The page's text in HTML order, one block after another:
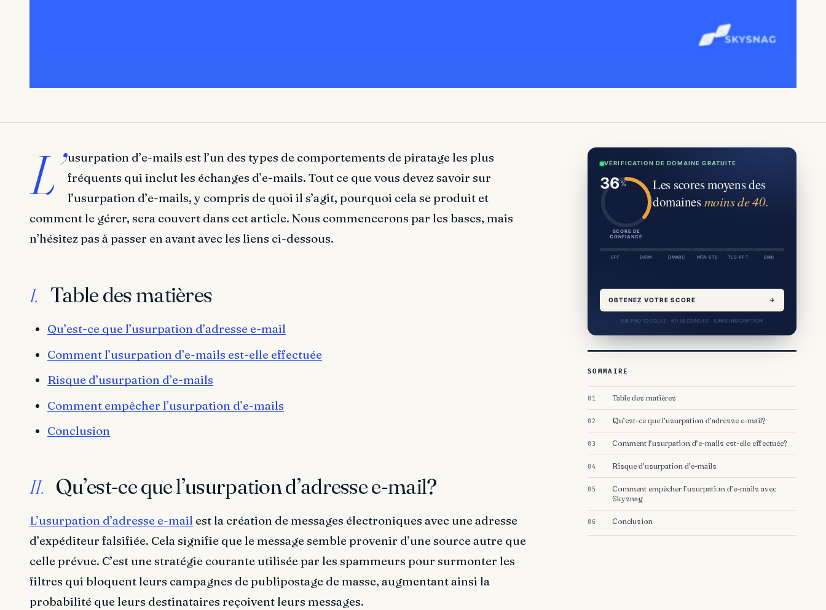
L’
usurpation d’e-mails est l’un des types de comportements de piratage les plus
fréquents qui inclut les échanges d’e-mails. Tout ce que vous devez savoir sur
l’usurpation d’e-mails, y compris de quoi il s’agit, pourquoi cela se produit et
comment le gérer, sera couvert dans cet article. Nous commencerons par les bases, mais
n’hésitez pas à passer en avant avec les liens ci-dessous.
I. Table des matières
Qu’est-ce que l’usurpation d’adresse e-mail
Comment l’usurpation d’e-mails est-elle effectuée
Risque d’usurpation d’e-mails
Comment empêcher l’usurpation d’e-mails
Conclusion
II. Qu’est-ce que l’usurpation d’adresse e-mail?
L’usurpation d’adresse e-mail est la création de messages électroniques avec une adresse
d’expéditeur falsifiée. Cela signifie que le message semble provenir d’une source autre que
celle prévue. C’est une stratégie courante utilisée par les spammeurs pour surmonter les
filtres qui bloquent leurs campagnes de publipostage de masse, augmentant ainsi la
probabilité que leurs destinataires reçoivent leurs messages.
VÉRIFICATION DE DOMAINE GRATUITE
SCORE DE
CONFIANCE
Les scores moyens des
domainesmoins de 40.
SPF DKIM DMARC MTA-STS TLS-RPT BIMI
OBTENEZ VOTRE SCORE →
SIX PROTOCOLES · 60 SECONDES · SANS INSCRIPTION
SOMMAIRE
Table des matières
Qu’est-ce que l’usurpation d’adresse e-mail?
Comment l’usurpation d’e-mails est-elle effectuée?
Risque d’usurpation d’e-mails
Comment empêcher l’usurpation d’e-mails avec
Skysnag
Conclusion